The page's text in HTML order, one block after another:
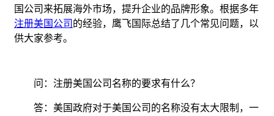
国公司来拓展海外市场，提升企业的品牌形象。根据多年
注册美国公司 的经验，鹰飞国际总结了几个常见问题，以
供大家参考。
问：注册美国公司名称的要求有什么？
答：美国政府对于美国公司的名称没有太大限制，一